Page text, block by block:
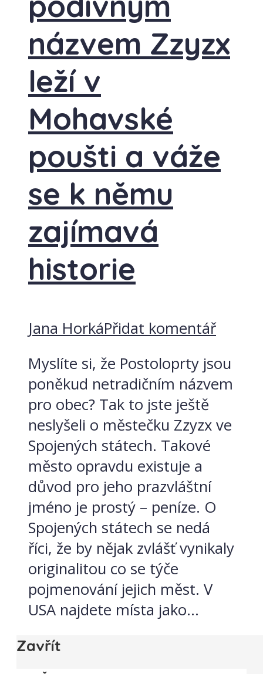
názvem Zzyzx
leží v
Mohavské
poušti a váže
se k němu
zajímavá
historie
Jana HorkáPřidat komentář
Myslíte si, že Postoloprty jsou
poněkud netradičním názvem
pro obec? Tak to jste ještě
neslyšeli o městečku Zzyzx ve
Spojených státech. Takové
město opravdu existuje a
důvod pro jeho prazvláštní
jméno je prostý – peníze. O
Spojených státech se nedá
říci, že by nějak zvlášť vynikaly
originalitou co se týče
pojmenování jejich měst. V
USA najdete místa jako...
Zavřít